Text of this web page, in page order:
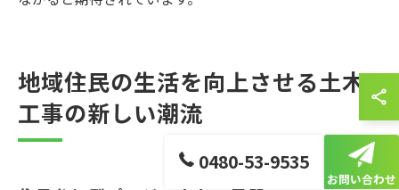
地域住民の生活を向上させる土木
工事の新しい潮流
0480-53-9535
お問い合わせ